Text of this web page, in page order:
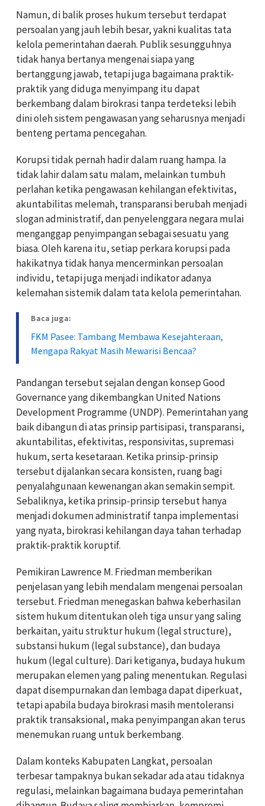
Namun, di balik proses hukum tersebut terdapat
persoalan yang jauh lebih besar, yakni kualitas tata
kelola pemerintahan daerah. Publik sesungguhnya
tidak hanya bertanya mengenai siapa yang
bertanggung jawab, tetapi juga bagaimana praktik-
praktik yang diduga menyimpang itu dapat
berkembang dalam birokrasi tanpa terdeteksi lebih
dini oleh sistem pengawasan yang seharusnya menjadi
benteng pertama pencegahan.
Korupsi tidak pernah hadir dalam ruang hampa. Ia
tidak lahir dalam satu malam, melainkan tumbuh
perlahan ketika pengawasan kehilangan efektivitas,
akuntabilitas melemah, transparansi berubah menjadi
slogan administratif, dan penyelenggara negara mulai
menganggap penyimpangan sebagai sesuatu yang
biasa. Oleh karena itu, setiap perkara korupsi pada
hakikatnya tidak hanya mencerminkan persoalan
individu, tetapi juga menjadi indikator adanya
kelemahan sistemik dalam tata kelola pemerintahan.
Baca juga:
FKM Pasee: Tambang Membawa Kesejahteraan,
Mengapa Rakyat Masih Mewarisi Bencaa?
Pandangan tersebut sejalan dengan konsep Good
Governance yang dikembangkan United Nations
Development Programme (UNDP). Pemerintahan yang
baik dibangun di atas prinsip partisipasi, transparansi,
akuntabilitas, efektivitas, responsivitas, supremasi
hukum, serta kesetaraan. Ketika prinsip-prinsip
tersebut dijalankan secara konsisten, ruang bagi
penyalahgunaan kewenangan akan semakin sempit.
Sebaliknya, ketika prinsip-prinsip tersebut hanya
menjadi dokumen administratif tanpa implementasi
yang nyata, birokrasi kehilangan daya tahan terhadap
praktik-praktik koruptif.
Pemikiran Lawrence M. Friedman memberikan
penjelasan yang lebih mendalam mengenai persoalan
tersebut. Friedman menegaskan bahwa keberhasilan
sistem hukum ditentukan oleh tiga unsur yang saling
berkaitan, yaitu struktur hukum (legal structure),
substansi hukum (legal substance), dan budaya
hukum (legal culture). Dari ketiganya, budaya hukum
merupakan elemen yang paling menentukan. Regulasi
dapat disempurnakan dan lembaga dapat diperkuat,
tetapi apabila budaya birokrasi masih mentoleransi
praktik transaksional, maka penyimpangan akan terus
menemukan ruang untuk berkembang.
Dalam konteks Kabupaten Langkat, persoalan
terbesar tampaknya bukan sekadar ada atau tidaknya
regulasi, melainkan bagaimana budaya pemerintahan